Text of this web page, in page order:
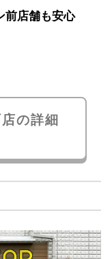
前店舗も安心
の詳細